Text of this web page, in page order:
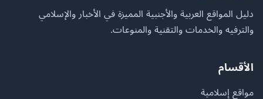
دليل المواقع العربية والأجنبية المميزة في الأخبار والإسلامي
والترفيه والخدمات والتقنية والمنوعات.
الأقسام
مواقع إسلامية